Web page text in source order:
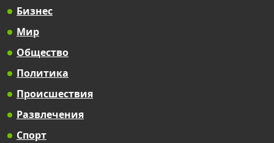
Бизнес
Мир
Общество
Политика
Происшествия
Развлечения
Спорт